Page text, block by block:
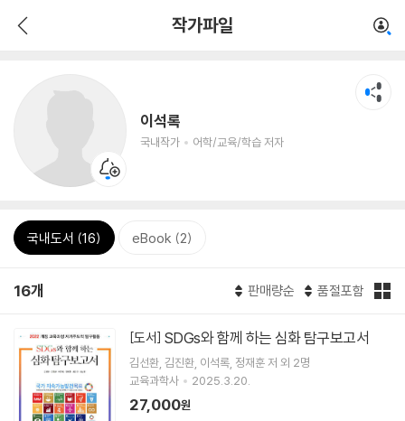
작가파일
이석록
국내작가 어학/교육/학습 저자
국내도서 (16) eBook (2)
16개 판매량순 품절포함
[도서] SDGs와 함께 하는 심화 탐구보고서
김선환 김진환 이석록 정재훈저 외 2명
교육과학사
2025.3.20.
27,000원